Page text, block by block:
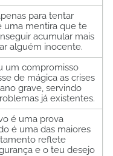
para tentar
uma mentira que te
acumular mais
alguém inocente.
um compromisso
de mágica as crises
grave, servindo
já existentes.
é uma prova
é uma das maiores
reflete
e o teu desejo